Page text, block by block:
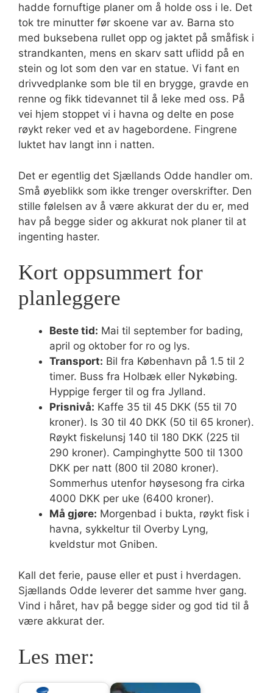
hadde fornuftige planer om å holde oss i le. Det
tok tre minutter før skoene var av. Barna sto
med buksebena rullet opp og jaktet på småfisk i
strandkanten, mens en skarv satt uflidd på en
stein og lot som den var en statue. Vi fant en
drivvedplanke som ble til en brygge, gravde en
renne og fikk tidevannet til å leke med oss. På
vei hjem stoppet vi i havna og delte en pose
røykt reker ved et av hagebordene. Fingrene
luktet hav langt inn i natten.
Det er egentlig det Sjællands Odde handler om.
Små øyeblikk som ikke trenger overskrifter. Den
stille følelsen av å være akkurat der du er, med
hav på begge sider og akkurat nok planer til at
ingenting haster.
Kort oppsummert for
planleggere
Beste tid: Mai til september for bading,
april og oktober for ro og lys.
Transport: Bil fra København på 1.5 til 2
timer. Buss fra Holbæk eller Nykøbing.
Hyppige ferger til og fra Jylland.
Prisnivå: Kaffe 35 til 45 DKK (55 til 70
kroner). Is 30 til 40 DKK (50 til 65 kroner).
Røykt fiskelunsj 140 til 180 DKK (225 til
290 kroner). Campinghytte 500 til 1300
DKK per natt (800 til 2080 kroner).
Sommerhus utenfor høysesong fra cirka
4000 DKK per uke (6400 kroner).
Må gjøre: Morgenbad i bukta, røykt fisk i
havna, sykkeltur til Overby Lyng,
kveldstur mot Gniben.
Kall det ferie, pause eller et pust i hverdagen.
Sjællands Odde leverer det samme hver gang.
Vind i håret, hav på begge sider og god tid til å
være akkurat der.
Les mer: